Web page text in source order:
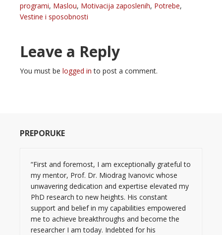
programi, Maslou, Motivacija zaposlenih, Potrebe,
Vestine i sposobnosti
Leave a Reply
You must be logged in to post a comment.
PREPORUKE
“First and foremost, I am exceptionally grateful to
my mentor, Prof. Dr. Miodrag Ivanovic whose
unwavering dedication and expertise elevated my
PhD research to new heights. His constant
support and belief in my capabilities empowered
me to achieve breakthroughs and become the
researcher I am today. Indebted for his